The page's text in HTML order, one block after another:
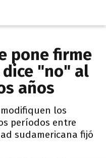
pone firme
dice "no" al
años
los
períodos entre
sudamericana fijó